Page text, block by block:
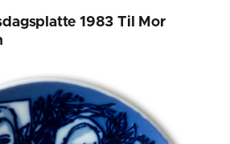
1983 Til Mor